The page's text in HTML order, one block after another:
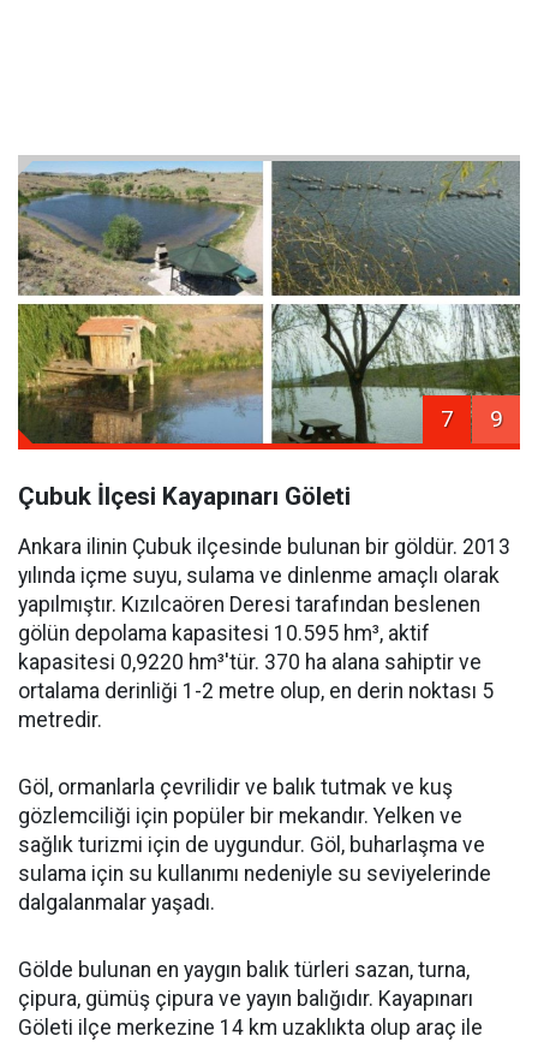
7 9
Çubuk İlçesi Kayapınarı Göleti
Ankara ilinin Çubuk ilçesinde bulunan bir göldür. 2013
yılında içme suyu, sulama ve dinlenme amaçlı olarak
yapılmıştır. Kızılcaören Deresi tarafından beslenen
gölün depolama kapasitesi 10.595 hm³, aktif
kapasitesi 0,9220 hm³'tür. 370 ha alana sahiptir ve
ortalama derinliği 1-2 metre olup, en derin noktası 5
metredir.
Göl, ormanlarla çevrilidir ve balık tutmak ve kuş
gözlemciliği için popüler bir mekandır. Yelken ve
sağlık turizmi için de uygundur. Göl, buharlaşma ve
sulama için su kullanımı nedeniyle su seviyelerinde
dalgalanmalar yaşadı.
Gölde bulunan en yaygın balık türleri sazan, turna,
çipura, gümüş çipura ve yayın balığıdır. Kayapınarı
Göleti ilçe merkezine 14 km uzaklıkta olup araç ile